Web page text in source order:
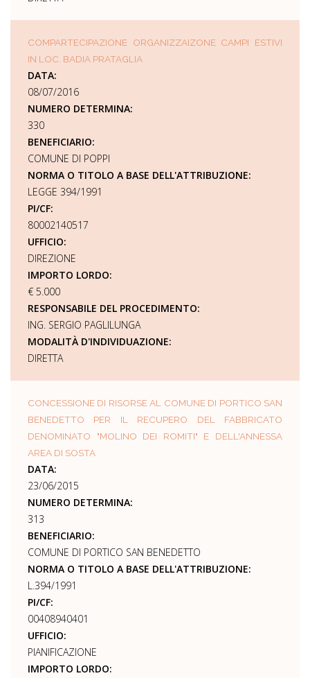
COMPARTECIPAZIONE ORGANIZZAIZONE CAMPI ESTIVI
IN LOC. BADIA PRATAGLIA
DATA:
08/07/2016
NUMERO DETERMINA:
330
BENEFICIARIO:
COMUNE DI POPPI
NORMA O TITOLO A BASE DELL'ATTRIBUZIONE:
LEGGE 394/1991
PI/CF:
80002140517
UFFICIO:
DIREZIONE
IMPORTO LORDO:
€ 5.000
RESPONSABILE DEL PROCEDIMENTO:
ING. SERGIO PAGLILUNGA
MODALITÀ D'INDIVIDUAZIONE:
DIRETTA
CONCESSIONE DI RISORSE AL COMUNE DI PORTICO SAN
BENEDETTO PER IL RECUPERO DEL FABBRICATO
DENOMINATO "MOLINO DEI ROMITI" E DELL'ANNESSA
AREA DI SOSTA
DATA:
23/06/2015
NUMERO DETERMINA:
313
BENEFICIARIO:
COMUNE DI PORTICO SAN BENEDETTO
NORMA O TITOLO A BASE DELL'ATTRIBUZIONE:
L.394/1991
PI/CF:
00408940401
UFFICIO:
PIANIFICAZIONE
IMPORTO LORDO: